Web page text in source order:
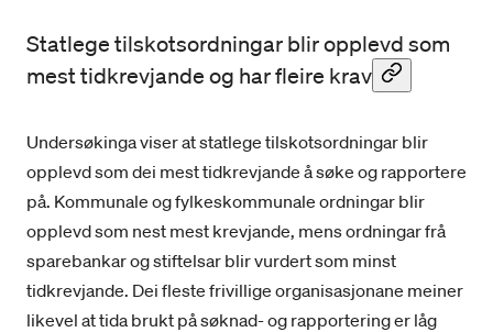
Statlege tilskotsordningar blir opplevd som
mest tidkrevjande og har fleire krav
Undersøkinga viser at statlege tilskotsordningar blir
opplevd som dei mest tidkrevjande å søke og rapportere
på. Kommunale og fylkeskommunale ordningar blir
opplevd som nest mest krevjande, mens ordningar frå
sparebankar og stiftelsar blir vurdert som minst
tidkrevjande. Dei fleste frivillige organisasjonane meiner
likevel at tida brukt på søknad- og rapportering er låg